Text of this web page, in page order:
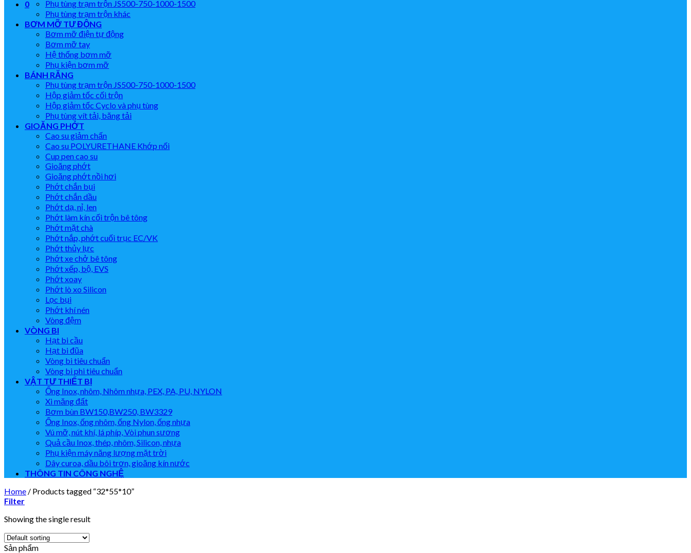
0
Phụ tùng trạm trộn JS500-750-1000-1500
Phụ tùng trạm trộn khác
BƠM MỠ TỰ ĐỘNG
Bơm mỡ điện tự động
Bơm mỡ tay
Hệ thống bơm mỡ
Phụ kiện bơm mỡ
BÁNH RĂNG
Phụ tùng trạm trộn JS500-750-1000-1500
Hộp giảm tốc cối trộn
Hộp giảm tốc Cyclo và phụ tùng
Phụ tùng vít tải, băng tải
GIOĂNG PHỚT
Cao su giảm chấn
Cao su POLYURETHANE Khớp nối
Cup pen cao su
Gioăng phớt
Gioăng phớt nồi hơi
Phớt chắn bụi
Phớt chắn dầu
Phớt dạ, nỉ, len
Phớt làm kín cối trộn bê tông
Phớt mặt chà
Phớt nắp, phớt cuối trục EC/VK
Phớt thủy lực
Phớt xe chở bê tông
Phớt xếp, bộ, EVS
Phớt xoay
Phớt lò xo Silicon
Lọc bụi
Phớt khí nén
Vòng đệm
VÒNG BI
Hạt bi cầu
Hạt bi đũa
Vòng bi tiêu chuẩn
Vòng bi phi tiêu chuẩn
VẬT TƯ THIẾT BỊ
Ống Inox, nhôm, Nhôm nhựa, PEX, PA, PU, NYLON
Xi măng đất
Bơm bùn BW150,BW250, BW3329
Ống Inox, ống nhôm, ống Nylon, ống nhựa
Vú mỡ, nút khí, lá phíp, Vòi phun sương
Quả cầu Inox, thép, nhôm, Silicon, nhựa
Phụ kiện máy năng lượng mặt trời
Dây curoa, dầu bôi trơn, gioăng kín nước
THÔNG TIN CÔNG NGHỆ
Home / Products tagged “32*55*10”
Filter
Showing the single result
Sản phẩm